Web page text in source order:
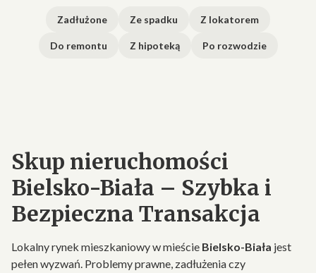
Zadłużone Ze spadku Z lokatorem
Do remontu Z hipoteką Po rozwodzie
Skup nieruchomości
Bielsko-Biała – Szybka i
Bezpieczna Transakcja
Lokalny rynek mieszkaniowy w mieście Bielsko-Biała jest
pełen wyzwań. Problemy prawne, zadłużenia czy